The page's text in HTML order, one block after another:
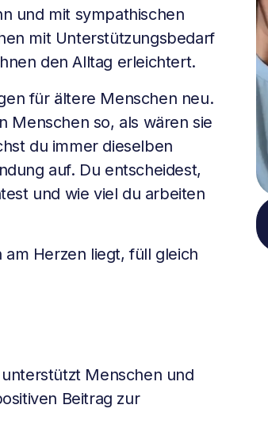
und mit sympathischen
mit Unterstützungsbedarf
den Alltag erleichtert.
für ältere Menschen neu.
Menschen so, als wären sie
du immer dieselben
auf. Du entscheidest,
und wie viel du arbeiten
Herzen liegt, füll gleich
Menschen und
Beitrag zur